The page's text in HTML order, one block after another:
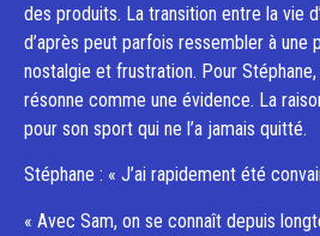
des produits. La transition entre la vie
d’après peut parfois ressembler à une
nostalgie et frustration. Pour
résonne comme une évidence. La
pour son sport qui ne l’a jamais quitté.
Stéphane : « J’ai rapidement été
« Avec Sam, on se connaît depuis